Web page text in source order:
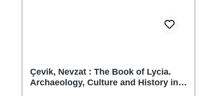
Çevik, Nevzat : The Book of Lycia.
Archaeology, Culture and History in